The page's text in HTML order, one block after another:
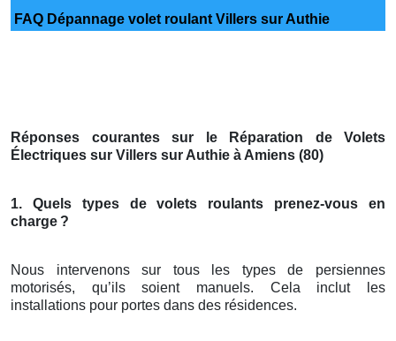
FAQ Dépannage volet roulant Villers sur Authie
Réponses courantes sur le Réparation de Volets
Électriques sur Villers sur Authie à Amiens (80)
1. Quels types de volets roulants prenez-vous en
charge ?
Nous intervenons sur tous les types de persiennes
motorisés, qu’ils soient manuels. Cela inclut les
installations pour portes dans des résidences.